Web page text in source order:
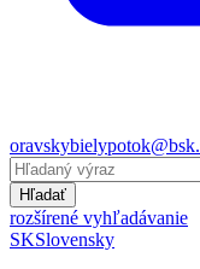
Hľadať
rozšírené vyhľadávanie
SKSlovensky